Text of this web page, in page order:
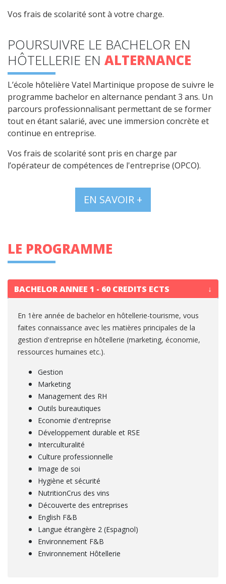
Vos frais de scolarité sont à votre charge.
POURSUIVRE LE BACHELOR EN
HÔTELLERIE EN ALTERNANCE
L’école hôtelière Vatel Martinique propose de suivre le
programme bachelor en alternance pendant 3 ans. Un
parcours professionnalisant permettant de se former
tout en étant salarié, avec une immersion concrète et
continue en entreprise.
Vos frais de scolarité sont pris en charge par
l’opérateur de compétences de l'entreprise (OPCO).
EN SAVOIR +
LE PROGRAMME
BACHELOR ANNEE 1 - 60 CREDITS ECTS
En 1ère année de bachelor en hôtellerie-tourisme, vous
faites connaissance avec les matières principales de la
gestion d'entreprise en hôtellerie (marketing, économie,
ressources humaines etc.).
Gestion
Marketing
Management des RH
Outils bureautiques
Economie d'entreprise
Développement durable et RSE
Interculturalité
Culture professionnelle
Image de soi
Hygiène et sécurité
NutritionCrus des vins
Découverte des entreprises
English F&B
Langue étrangère 2 (Espagnol)
Environnement F&B
Environnement Hôtellerie